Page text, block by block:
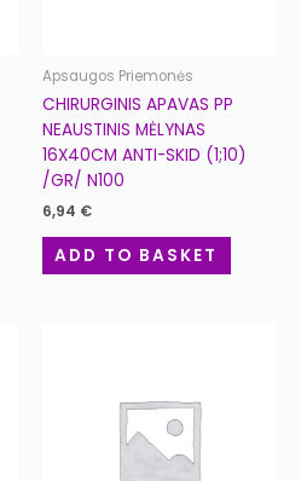
Apsaugos Priemonės
CHIRURGINIS APAVAS PP
NEAUSTINIS MĖLYNAS
16X40CM ANTI-SKID (1;10)
/GR/ N100
6,94 €
ADD TO BASKET